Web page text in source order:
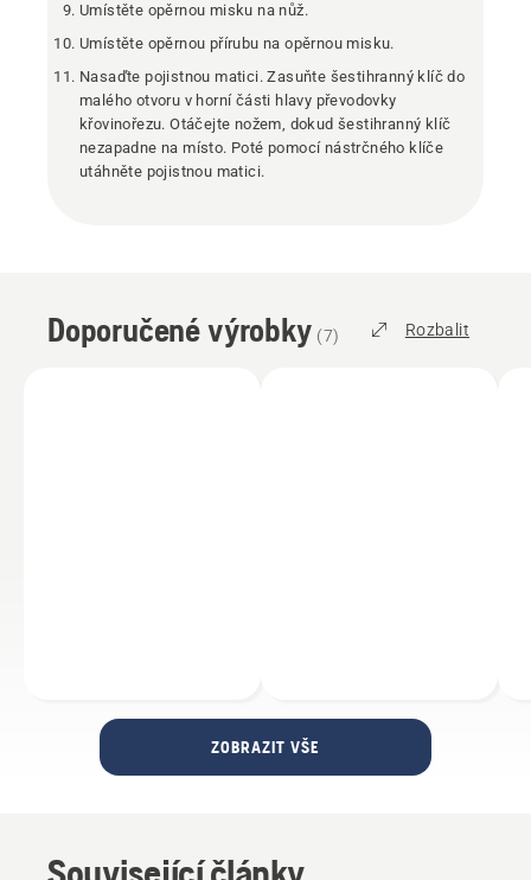
Umístěte opěrnou misku na nůž.
Umístěte opěrnou přírubu na opěrnou misku.
Nasaďte pojistnou matici. Zasuňte šestihranný klíč do
malého otvoru v horní části hlavy převodovky
křovinořezu. Otáčejte nožem, dokud šestihranný klíč
nezapadne na místo. Poté pomocí nástrčného klíče
utáhněte pojistnou matici.
Doporučené výrobky (7) Rozbalit
ZOBRAZIT VŠE